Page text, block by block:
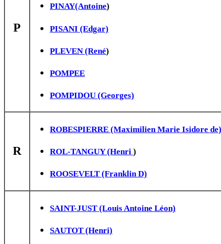
P
PINAY(Antoine)
PISANI (Edgar)
PLEVEN (René)
POMPEE
POMPIDOU (Georges)
R
ROBESPIERRE (Maximilien Marie Isidore de)
ROL-TANGUY (Henri )
ROOSEVELT (Franklin D)
SAINT-JUST (Louis Antoine Léon)
SAUTOT (Henri)